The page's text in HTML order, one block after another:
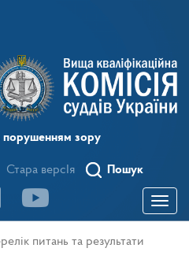
зору
Стара версІя Пошук
Toggle
питань та результати